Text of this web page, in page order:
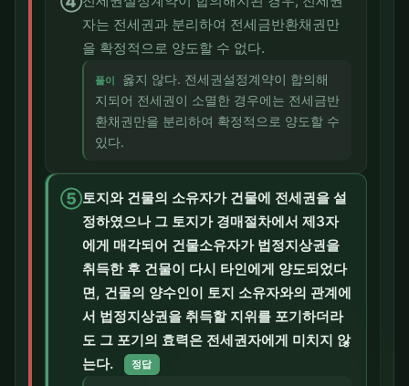
자는 전세권과 분리하여 전세금반환채권만
을 확정적으로 양도할 수 없다.
풀이
옳지 않다. 전세권설정계약이 합의해
지되어 전세권이 소멸한 경우에는 전세금반
환채권만을 분리하여 확정적으로 양도할 수
있다.
⑤토지와 건물의 소유자가 건물에 전세권을 설
정하였으나 그 토지가 경매절차에서 제3자
에게 매각되어 건물소유자가 법정지상권을
취득한 후 건물이 다시 타인에게 양도되었다
면, 건물의 양수인이 토지 소유자와의 관계에
서 법정지상권을 취득할 지위를 포기하더라
도 그 포기의 효력은 전세권자에게 미치지 않
는다.
정답